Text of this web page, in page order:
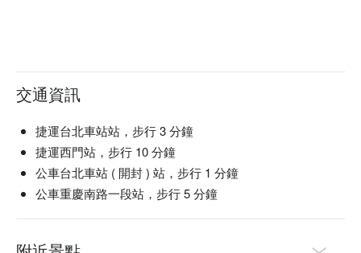
交通資訊
捷運台北車站站，步行 3 分鐘
捷運西門站，步行 10 分鐘
公車台北車站 ( 開封 ) 站，步行 1 分鐘
公車重慶南路一段站，步行 5 分鐘